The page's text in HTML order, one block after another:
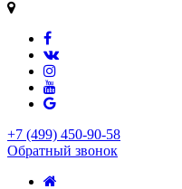
+7 (499) 450-90-58
Обратный звонок